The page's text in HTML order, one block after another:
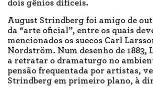
dois gênios difíceis.
August Strindberg foi amigo de
da “arte oficial”, entre os quais
mencionados os suecos Carl
Nordström. Num desenho de 1883,
a retratar o dramaturgo no
pensão frequentada por artistas,
Strindberg em primeiro plano, à